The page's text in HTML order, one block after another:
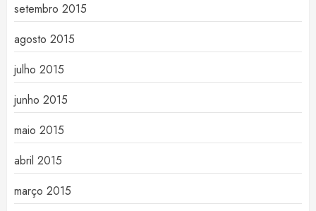
setembro 2015
agosto 2015
julho 2015
junho 2015
maio 2015
abril 2015
março 2015